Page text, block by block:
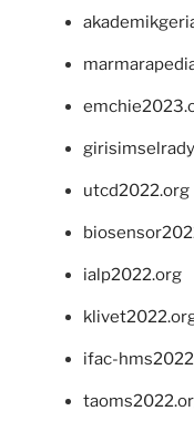
utcd2022.org
ialp2022.org
ifac-